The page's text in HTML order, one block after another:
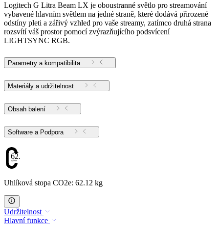
Logitech G Litra Beam LX je oboustranné světlo pro streamování
vybavené hlavním světlem na jedné straně, které dodává přirozené
odstíny pleti a zářivý vzhled pro vaše streamy, zatímco druhá strana
rozsvítí váš prostor pomocí zvýrazňujícího podsvícení
LIGHTSYNC RGB.
Parametry a kompatibilita
Materiály a udržitelnost
Obsah balení
Software a Podpora
62.12
Uhlíková stopa CO2e: 62.12 kg
Udržitelnost
Hlavní funkce